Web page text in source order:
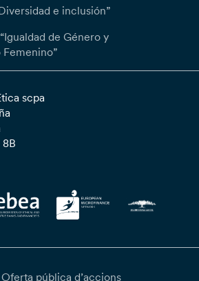
e inclusión”
de Género y
scpa
Oferta pública d’accions